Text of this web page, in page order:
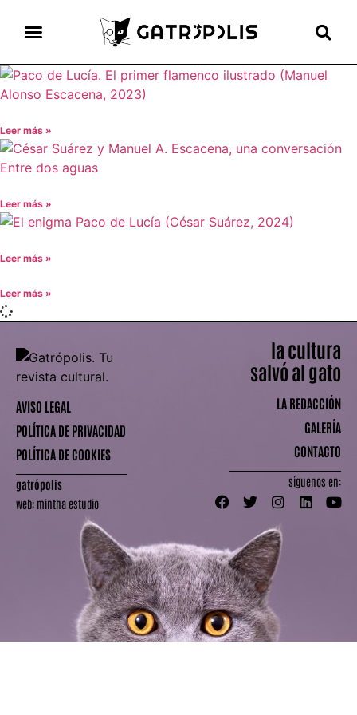
Leer más »
Leer más »
Leer más »
Leer más »
AVISO LEGAL
POLÍTICA DE PRIVACIDAD
POLÍTICA DE COOKIES
gatrópolis
web: mintha estudio
la cultura
salvó al gato
LA REDACCIÓN
GALERÍA
CONTACTO
síguenos en: